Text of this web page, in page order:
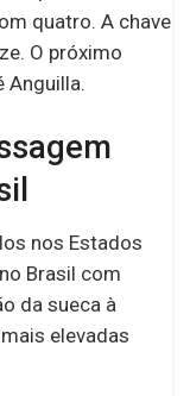
quatro. A chave
O próximo
Anguilla.
nos Estados
Brasil com
da sueca à
elevadas